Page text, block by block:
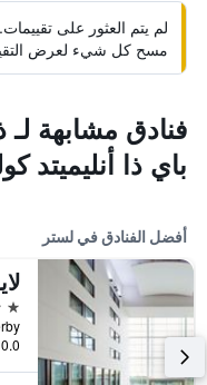
لم يتم العثور على
مسح كل شيء لعرض
فنادق مشابهة لـ
باي ذا أنليميتد
أفضل الفنادق في لستر
4 نجوم
0.0 كيلومتر عن وسط المدينة